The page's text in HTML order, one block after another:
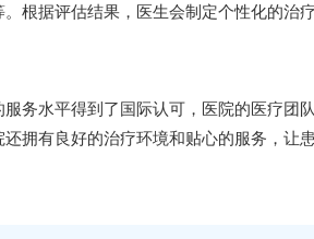
根据评估结果，医生会制定个性化的治
务水平得到了国际认可，医院的医疗团
拥有良好的治疗环境和贴心的服务，让